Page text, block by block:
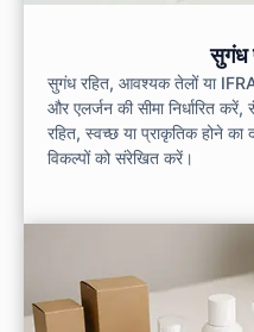
सुगंध
सुगंध रहित, आवश्यक तेलों या
और एलर्जन की सीमा निर्धारित
रहित, स्वच्छ या प्राकृतिक होने का
विकल्पों को संरेखित करें।